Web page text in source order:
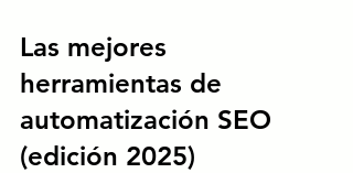
Las mejores
herramientas de
automatización SEO
(edición 2025)